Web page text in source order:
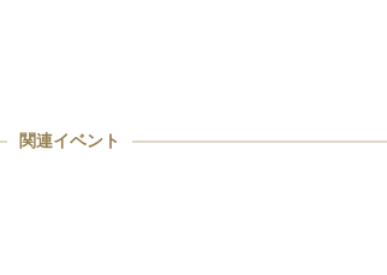
関連イベント